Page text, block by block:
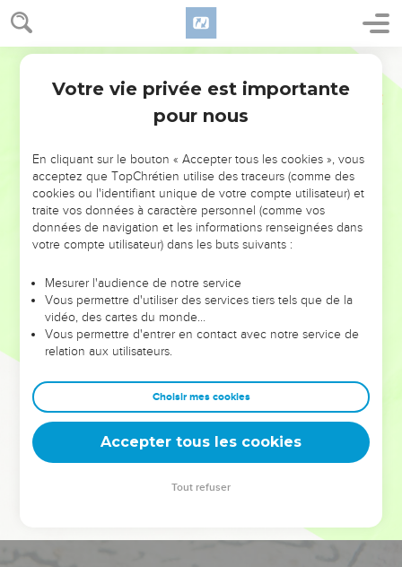
NE MANQUEZ PAS L’ÉVÉNEMENT
DE L’ANNÉE !
ET SI LEURS ERREURS POUVAIENT VOUS ÉVITER LES
VOTRES ?
leur foi ou leur vision. Mais on voit moins les doutes, les erreurs
et les saisons difficiles qu'ils ont traversés, alors même que ce
sont elles qui les ont façonnés.
Dans cette conférence, leaders, entrepreneurs, et responsables
clés pour avancer avec plus de sagesse afin que leurs erreurs
deviennent vos tremplins. Que vous guidiez un ministère, une
équipe, un groupe ou une famille, leur expérience est faite
Votre vie privée est importante
pour nous
En cliquant sur le bouton « Accepter tous les cookies », vous
acceptez que TopChrétien utilise des traceurs (comme des
cookies ou l'identifiant unique de votre compte utilisateur) et
traite vos données à caractère personnel (comme vos
données de navigation et les informations renseignées dans
votre compte utilisateur) dans les buts suivants :
Mesurer l'audience de notre service
Vous permettre d'utiliser des services tiers tels que de la
vidéo, des cartes du monde…
Vous permettre d'entrer en contact avec notre service de
relation aux utilisateurs.
Choisir mes cookies
Accepter tous les cookies
Tout refuser